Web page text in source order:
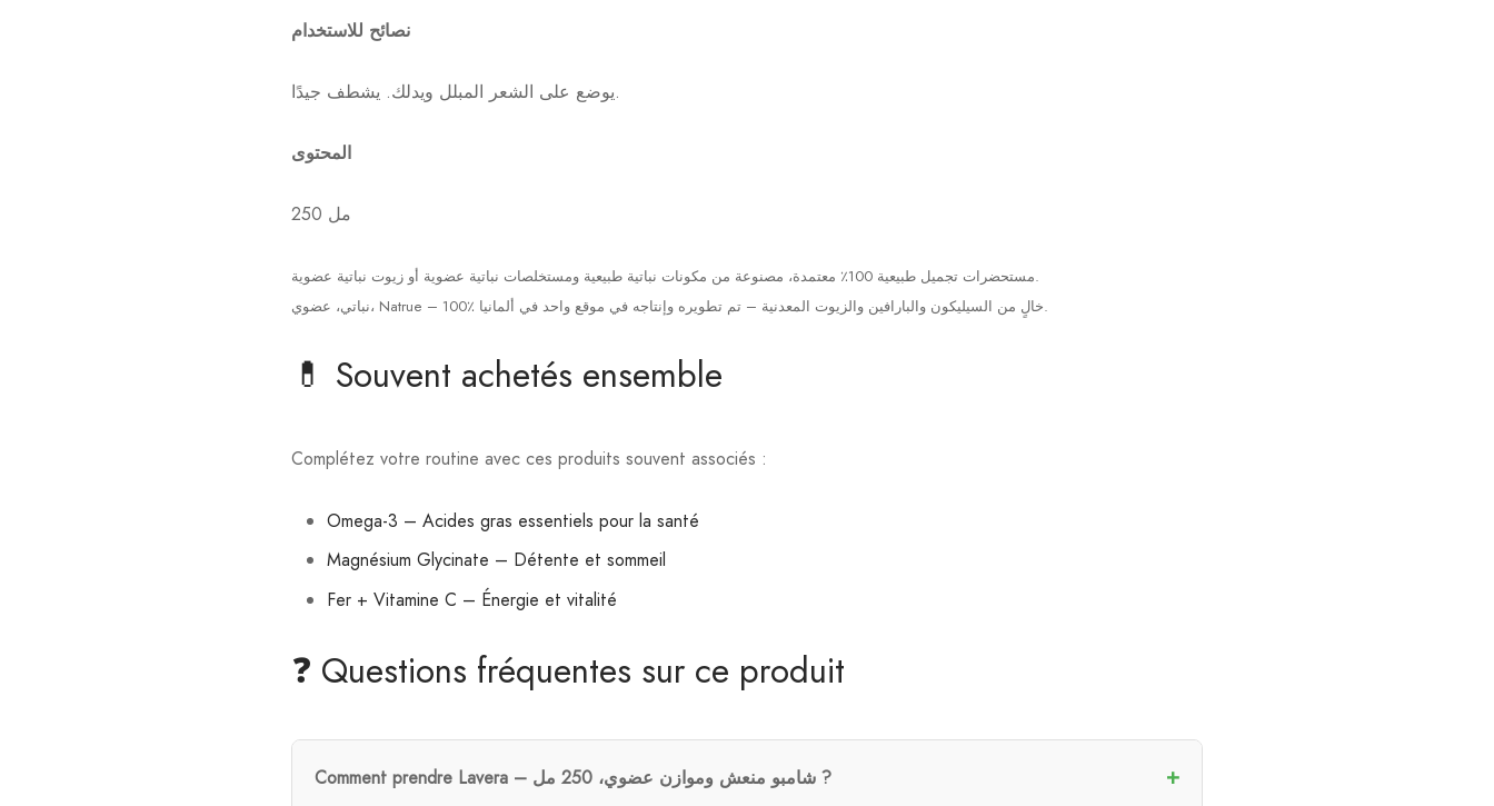
نصائح للاستخدام
يوضع على الشعر المبلل ويدلك. يشطف جيدًا.
المحتوى
250 مل
مستحضرات تجميل طبيعية 100٪ معتمدة، مصنوعة من مكونات نباتية طبيعية ومستخلصات نباتية عضوية أو زيوت نباتية عضوية.
نباتي، عضوي، Natrue – 100٪ خالٍ من السيليكون والبارافين والزيوت المعدنية – تم تطويره وإنتاجه في موقع واحد في ألمانيا.
💊 Souvent achetés ensemble
Complétez votre routine avec ces produits souvent associés :
Omega-3 – Acides gras essentiels pour la santé
Magnésium Glycinate – Détente et sommeil
Fer + Vitamine C – Énergie et vitalité
❓ Questions fréquentes sur ce produit
Comment prendre Lavera – شامبو منعش وموازن عضوي، 250 مل ?